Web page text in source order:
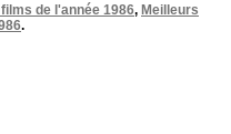
de l'année 1986, Meilleurs
.